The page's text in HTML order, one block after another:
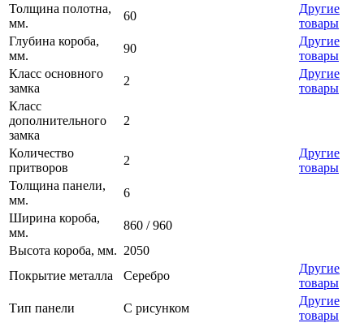
Толщина полотна,
мм.
60
Другие
товары
Глубина короба,
мм.
90
Другие
товары
Класс основного
замка
2
Другие
товары
Класс
дополнительного
замка
2
Количество
притворов
2
Другие
товары
Толщина панели,
мм.
6
Ширина короба,
мм.
860 / 960
Высота короба, мм. 2050
Покрытие металла
Серебро
Другие
товары
Тип панели
С рисунком
Другие
товары